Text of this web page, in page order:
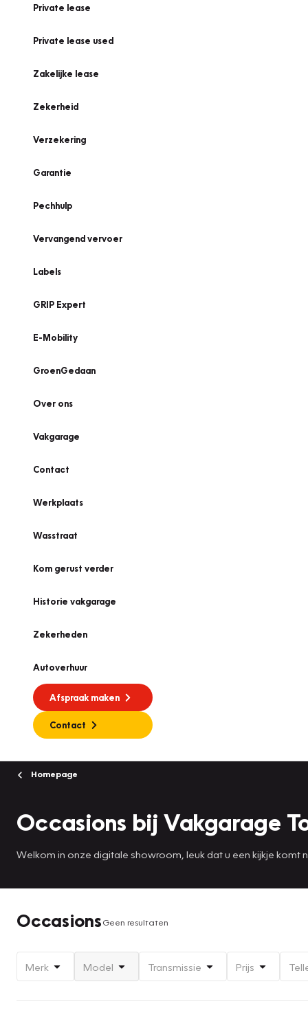
Private lease
Private lease used
Zakelijke lease
Zekerheid
Verzekering
Garantie
Pechhulp
Vervangend vervoer
Labels
GRIP Expert
E-Mobility
GroenGedaan
Over ons
Vakgarage
Contact
Werkplaats
Wasstraat
Kom gerust verder
Historie vakgarage
Zekerheden
Autoverhuur
Afspraak maken
Contact
Homepage
Occasions bij Vakgarage
Welkom in onze digitale showroom, leuk dat u een kijkje komt
OccasionsGeen resultaten
Merk Model Transmissie Prijs